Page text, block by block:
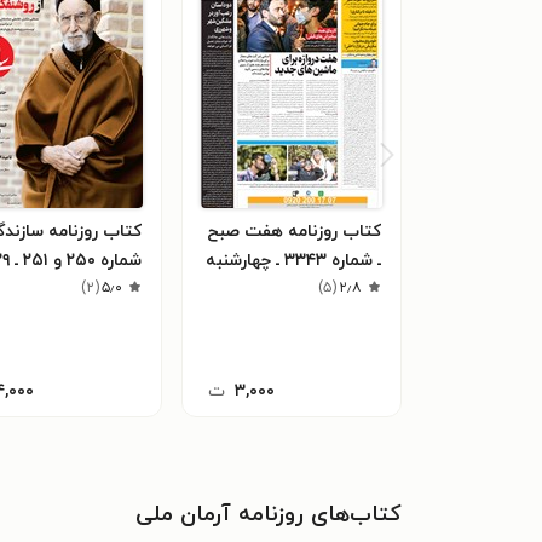
کتاب روزنامه هفت صبح
ـ شماره ۳۳۴۳ ـ چهارشنبه
۴ آبان ماه ۱۴۰۱ ۲٫۸(۵)
۳,۰۰۰ ت
کتاب روزنامه
۹۷ ۵٫۰(۲)
کتاب‌های روزنامه آرمان ملی